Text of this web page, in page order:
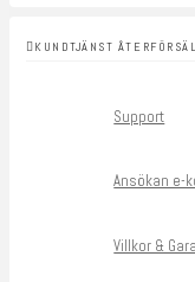
KUNDTJÄNST
Support
Ansökan e-
Villkor &